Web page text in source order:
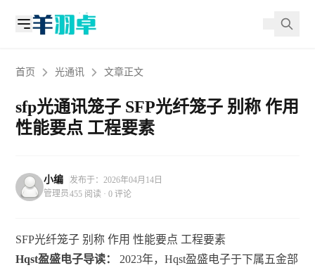
首页 光通讯 文章正文
sfp光通讯笼子 SFP光纤笼子 别称 作用
性能要点 工程要素
小编
管理员
发布于：2026年04月14日
455 阅读 · 0 评论
SFP光纤笼子 别称 作用 性能要点 工程要素
Hqst盈盛电子导读：
2023年，Hqst盈盛电子于下属五金部